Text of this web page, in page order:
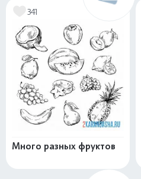
341
Много разных фруктов